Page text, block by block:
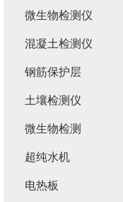
微生物检测仪
混凝土检测仪
钢筋保护层
土壤检测仪
微生物检测
超纯水机
电热板